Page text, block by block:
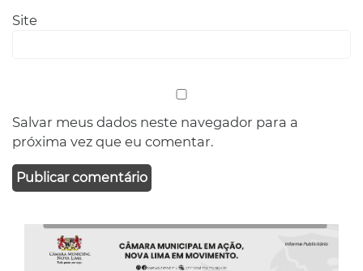
Site
Salvar meus dados neste navegador para a
próxima vez que eu comentar.